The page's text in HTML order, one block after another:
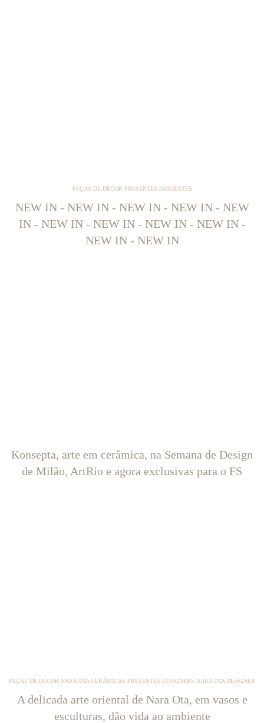
PEÇAS DE DÉCOR PRESENTES AMBIENTES
NEW IN - NEW IN - NEW IN - NEW IN - NEW
IN - NEW IN - NEW IN - NEW IN - NEW IN -
NEW IN - NEW IN
Konsepta, arte em cerâmica, na Semana de Design
de Milão, ArtRio e agora exclusivas para o FS
PEÇAS DE DÉCOR NARA OTA CERÂMICAS PRESENTES DESIGNERS NARA OTA DESIGNER
A delicada arte oriental de Nara Ota, em vasos e
esculturas, dão vida ao ambiente